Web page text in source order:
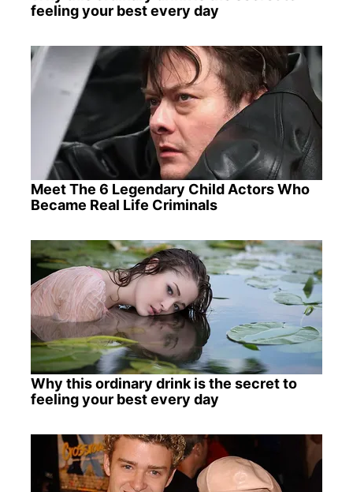
feeling your best every day
Meet The 6 Legendary Child Actors Who
Became Real Life Criminals
Why this ordinary drink is the secret to
feeling your best every day